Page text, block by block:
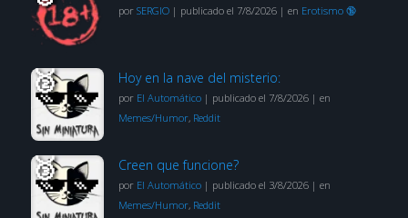
por SERGIO| publicado el 7/8/2026| en Erotismo 🔞
Hoy en la nave del misterio:
por El Automático| publicado el 7/8/2026| en
Memes/Humor, Reddit
Creen que funcione?
por El Automático| publicado el 3/8/2026| en
Memes/Humor, Reddit